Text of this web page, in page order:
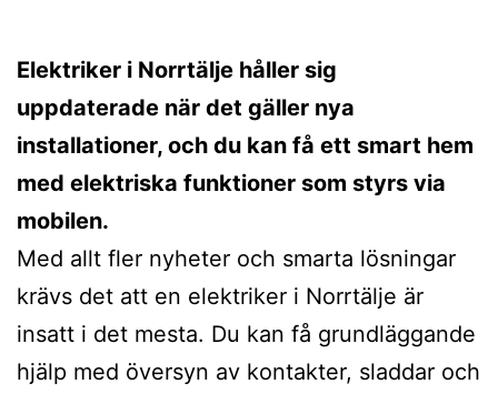
Elektriker i Norrtälje håller sig
uppdaterade när det gäller nya
installationer, och du kan få ett smart hem
med elektriska funktioner som styrs via
mobilen.
Med allt fler nyheter och smarta lösningar
krävs det att en elektriker i Norrtälje är
insatt i det mesta. Du kan få grundläggande
hjälp med översyn av kontakter, sladdar och